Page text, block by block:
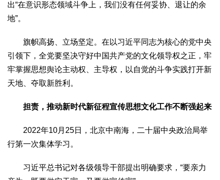
出“在意识形态领域斗争上，我们没有任何妥协、退让的余
地”。
旗帜高扬、立场坚定。在以习近平同志为核心的党中央
引领下，全党要坚决守好中国共产党的文化领导权之正，牢
牢掌握思想舆论主动权、主导权，以自觉的斗争实践打开新
天地、夺取新胜利。
担责，推动新时代新征程宣传思想文化工作不断强起来
2022年10月25日，北京中南海，二十届中央政治局举
行第一次集体学习。
习近平总书记对各级领导干部提出明确要求，“要亲力